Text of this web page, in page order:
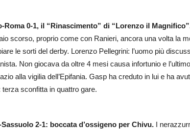
Roma 0-1, il “Rinascimento” di “Lorenzo il
scorso, proprio come con Ranieri, ancora una volta la
le sorti del derby. Lorenzo Pellegrini: l’uomo più
Non giocava da oltre 4 mesi causa infortunio e
alla vigilia dell’Epifania. Gasp ha creduto in lui e ha
terza sconfitta in quattro gare.
2-1: boccata d’ossigeno per Chivu. I